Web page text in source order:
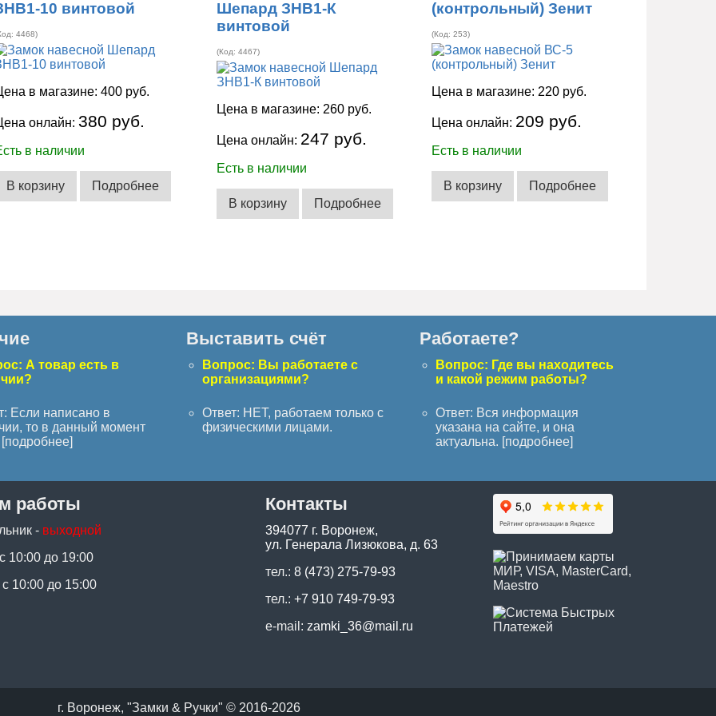
10 винтовой
4468)
в магазине: 400 руб.
онлайн: 380 руб.
в наличии
В корзину Подробнее
Шепард ЗНВ1-К
винтовой
(Код:4467)
Цена в магазине: 260 руб.
Цена онлайн: 247 руб.
Есть в наличии
В корзину Подробнее
(контрольный) Зенит
(Код:253)
Цена в магазине: 220 руб.
Цена онлайн: 209 руб.
Есть в наличии
В корзину Подробнее
А товар есть в
Если написано в
то в данный момент
подробнее]
Выставить счёт
Вопрос: Вы работаете с
организациями?
Ответ: НЕТ, работаем только с
физическими лицами.
Работаете?
Вопрос: Где вы находитесь
и какой режим работы?
Ответ: Вся информация
указана на сайте, и она
актуальна. [подробнее]
работы
- выходной
10:00 до 19:00
10:00 до 15:00
Контакты
394077 г. Воронеж,
ул. Генерала Лизюкова, д. 63
тел.: 8 (473) 275-79-93
тел.: +7 910 749-79-93
e-mail: zamki_36@mail.ru
г. Воронеж, "Замки & Ручки" © 2016-2026